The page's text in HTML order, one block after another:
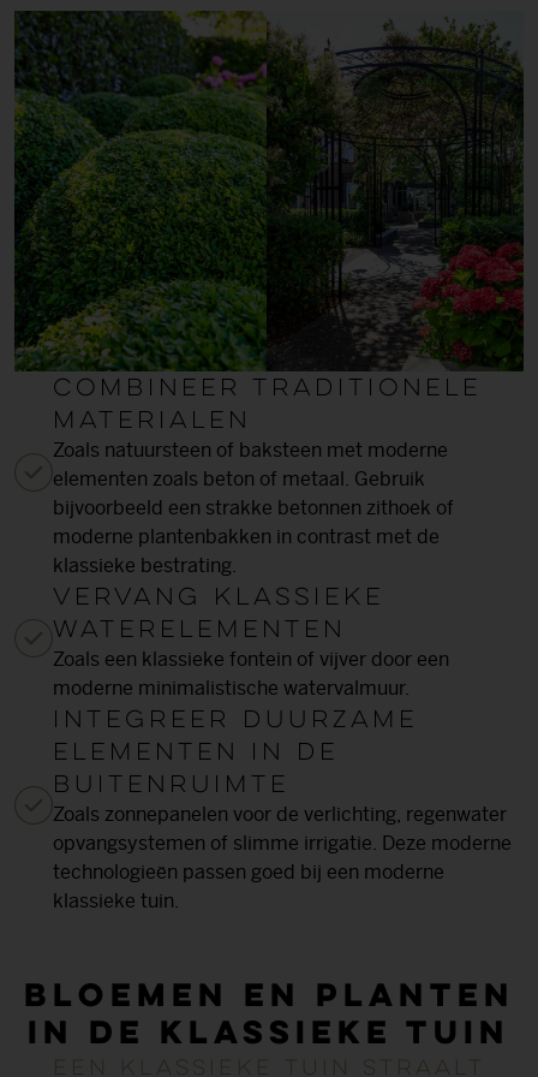
Combineer traditionele
materialen
Zoals natuursteen of baksteen met moderne
elementen zoals beton of metaal. Gebruik
bijvoorbeeld een strakke betonnen zithoek of
moderne plantenbakken in contrast met de
klassieke bestrating.
Vervang klassieke
waterelementen
Zoals een klassieke fontein of vijver door een
moderne minimalistische watervalmuur.
Integreer duurzame
elementen in de
buitenruimte
Zoals zonnepanelen voor de verlichting, regenwater
opvangsystemen of slimme irrigatie. Deze moderne
technologieën passen goed bij een moderne
klassieke tuin.
Bloemen en planten
in de klassieke tuin
Een klassieke tuin straalt